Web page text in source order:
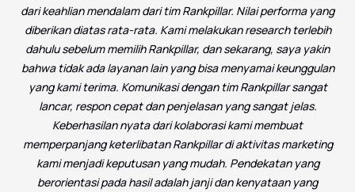
dari keahlian mendalam dari tim Rankpillar. Nilai performa yang
diberikan diatas rata-rata. Kami melakukan research terlebih
dahulu sebelum memilih Rankpillar, dan sekarang, saya yakin
bahwa tidak ada layanan lain yang bisa menyamai keunggulan
yang kami terima. Komunikasi dengan tim Rankpillar sangat
lancar, respon cepat dan penjelasan yang sangat jelas.
Keberhasilan nyata dari kolaborasi kami membuat
memperpanjang keterlibatan Rankpillar di aktivitas marketing
kami menjadi keputusan yang mudah. Pendekatan yang
berorientasi pada hasil adalah janji dan kenyataan yang